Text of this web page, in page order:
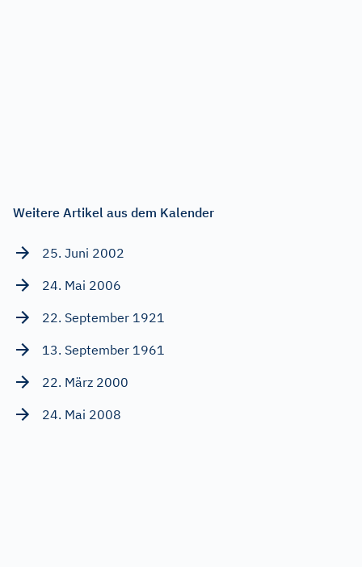
Weitere Artikel aus dem Kalender
25. Juni 2002
24. Mai 2006
22. September 1921
13. September 1961
22. März 2000
24. Mai 2008